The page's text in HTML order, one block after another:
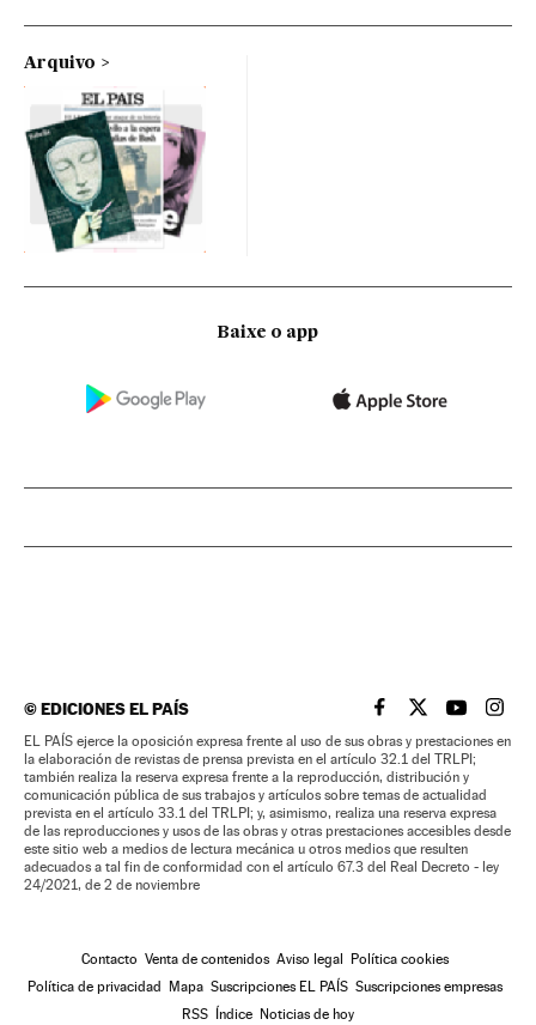
Arquivo
Baixe o app
©EDICIONES EL PAÍS EL PAÍS BRASIL EN
EL PAÍSEL PAÍS
EL
EL PAÍS ejerce la oposición expresa frente al uso de sus obras y prestaciones en
la elaboración de revistas de prensa prevista en el artículo 32.1 del TRLPI;
también realiza la reserva expresa frente a la reproducción, distribución y
comunicación pública de sus trabajos y artículos sobre temas de actualidad
prevista en el artículo 33.1 del TRLPI; y, asimismo, realiza una reserva expresa
de las reproducciones y usos de las obras y otras prestaciones accesibles desde
este sitio web a medios de lectura mecánica u otros medios que resulten
adecuados a tal fin de conformidad con el artículo 67.3 del Real Decreto - ley
24/2021, de 2 de noviembre
Contacto Venta de contenidos Aviso legal Política cookies
Política de privacidad Mapa Suscripciones EL PAÍS Suscripciones empresas
RSS Índice Noticias de hoy